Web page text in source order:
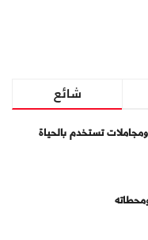
شائع
ومجاملات تستخدم بالحياة